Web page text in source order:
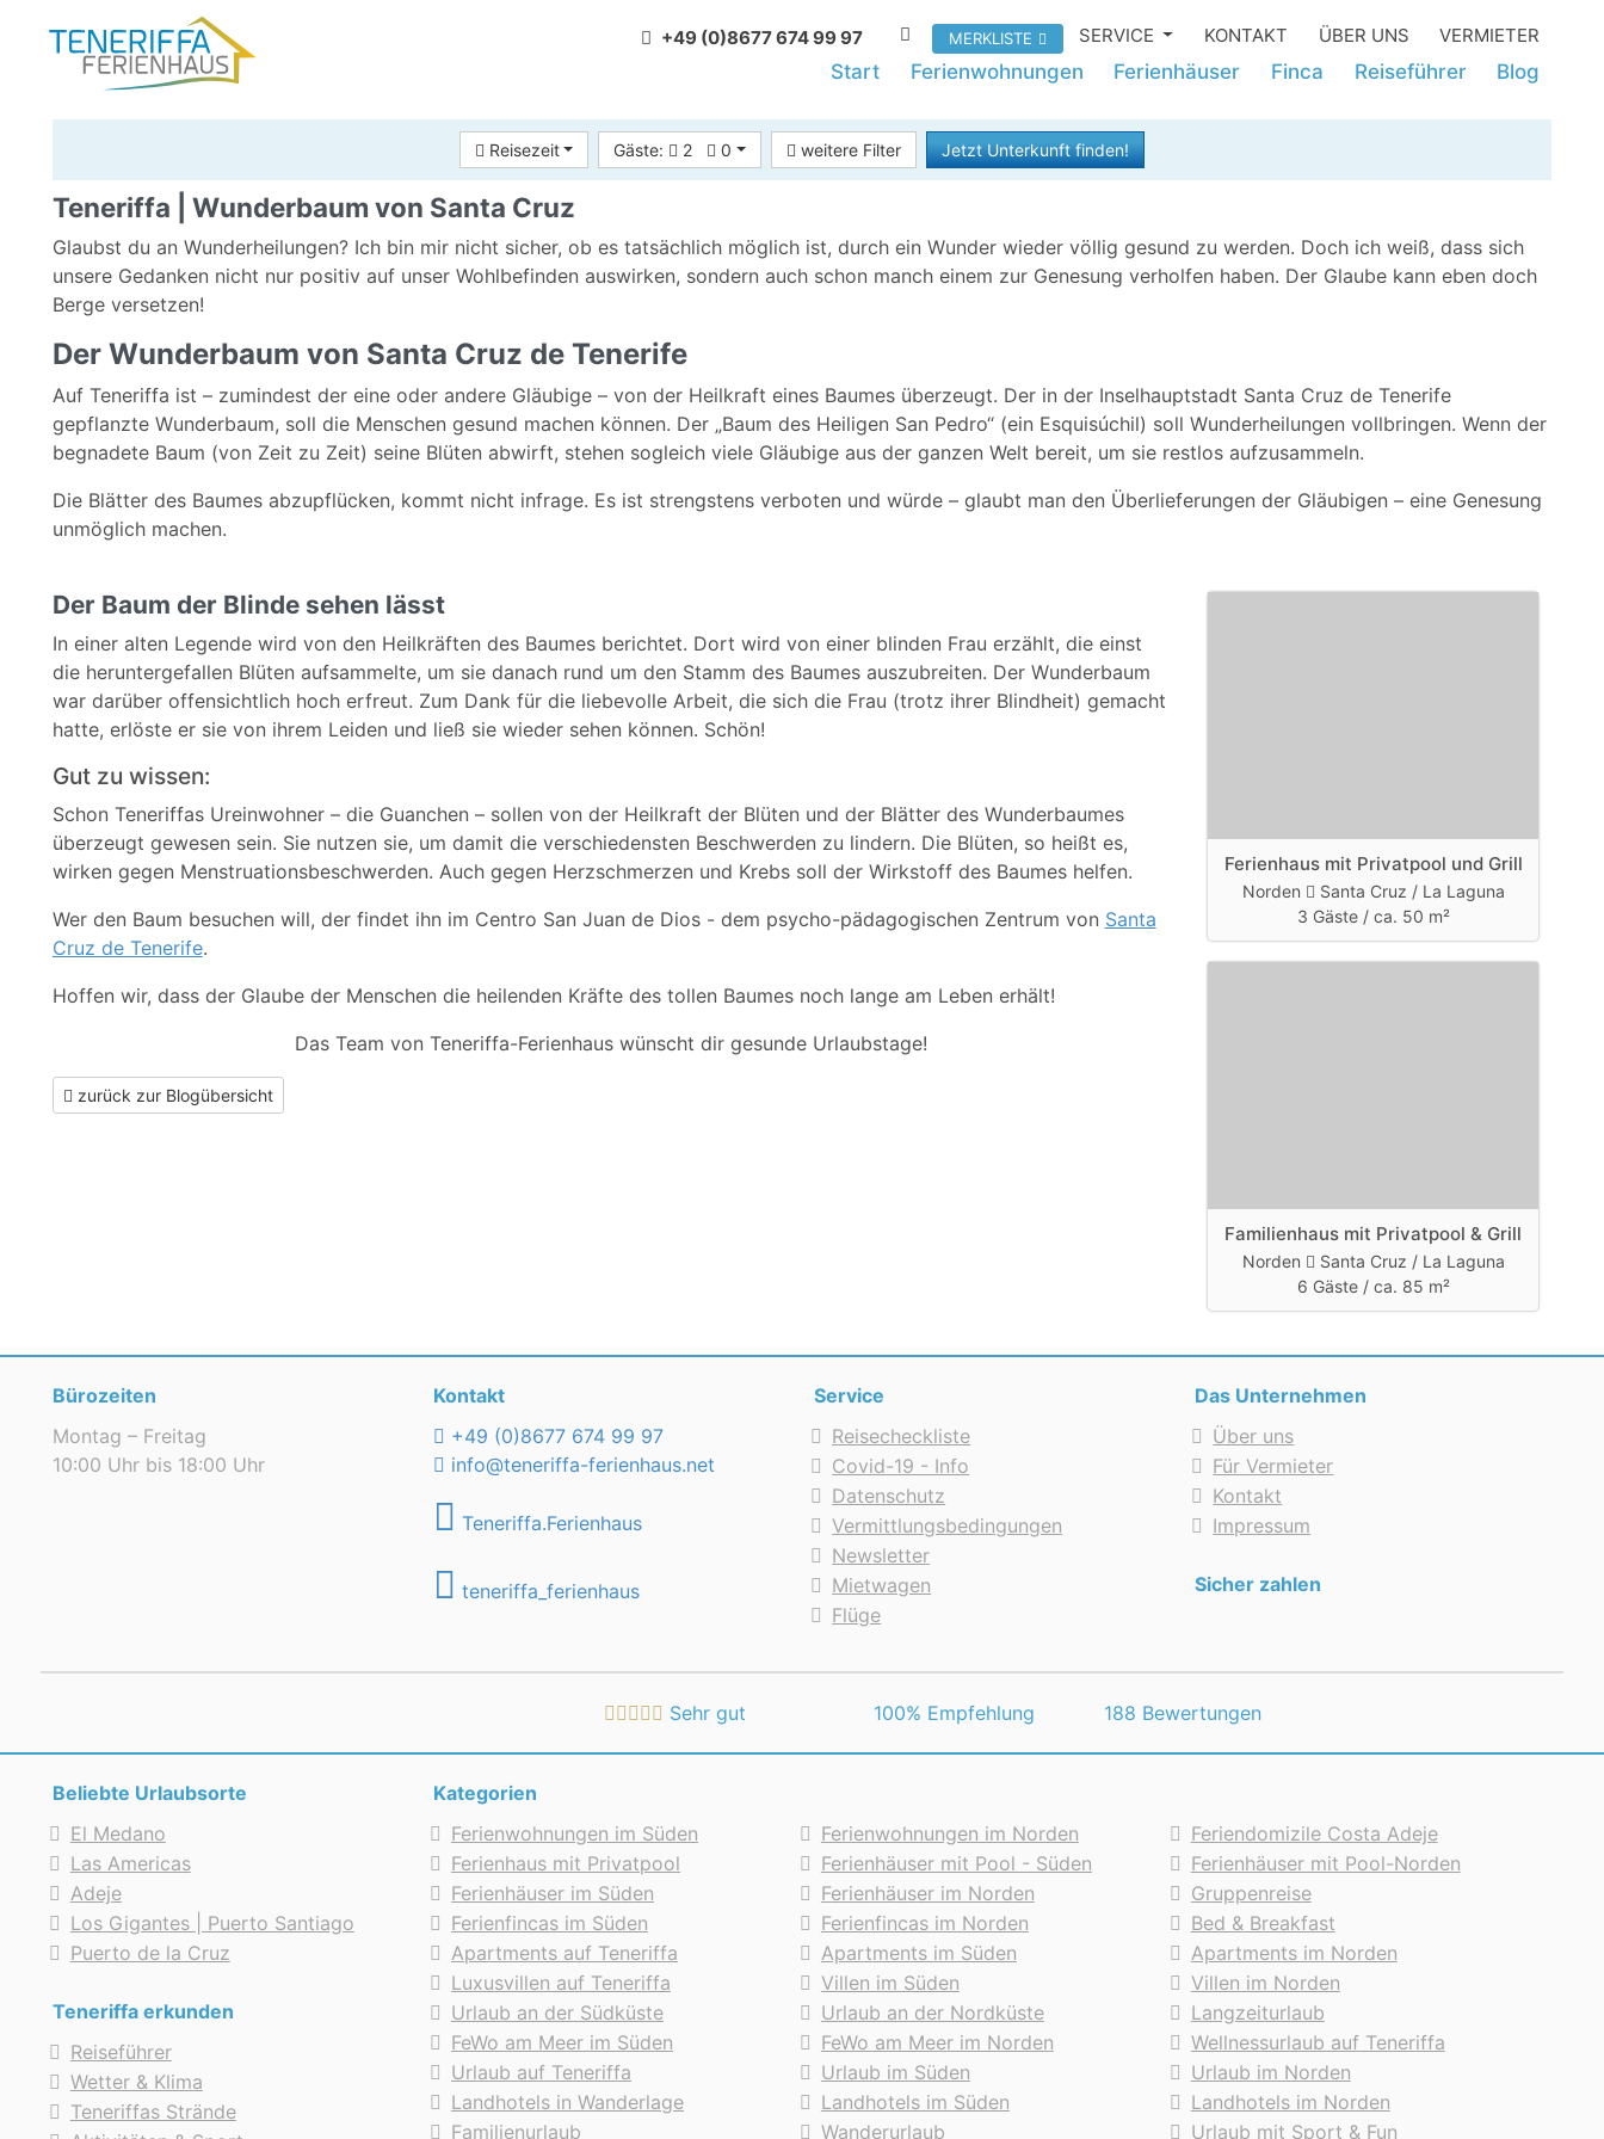
Start Ferienwohnungen Ferienhäuser Finca Reiseführer Blog
+49 (0)8677 674 99 97 MERKLISTE SERVICE KONTAKT ÜBER UNS VERMIETER
Reisezeit Gäste: 2 0 weitere Filter Jetzt Unterkunft finden!
Teneriffa | Wunderbaum von Santa Cruz
Glaubst du an Wunderheilungen? Ich bin mir nicht sicher, ob es tatsächlich möglich ist, durch ein Wunder wieder völlig gesund zu werden. Doch ich weiß, dass sich
unsere Gedanken nicht nur positiv auf unser Wohlbefinden auswirken, sondern auch schon manch einem zur Genesung verholfen haben. Der Glaube kann eben doch
Berge versetzen!
Der Wunderbaum von Santa Cruz de Tenerife
Auf Teneriffa ist – zumindest der eine oder andere Gläubige – von der Heilkraft eines Baumes überzeugt. Der in der Inselhauptstadt Santa Cruz de Tenerife
gepflanzte Wunderbaum, soll die Menschen gesund machen können. Der „Baum des Heiligen San Pedro“ (ein Esquisúchil) soll Wunderheilungen vollbringen. Wenn der
begnadete Baum (von Zeit zu Zeit) seine Blüten abwirft, stehen sogleich viele Gläubige aus der ganzen Welt bereit, um sie restlos aufzusammeln.
Die Blätter des Baumes abzupflücken, kommt nicht infrage. Es ist strengstens verboten und würde – glaubt man den Überlieferungen der Gläubigen – eine Genesung
unmöglich machen.
Der Baum der Blinde sehen lässt
In einer alten Legende wird von den Heilkräften des Baumes berichtet. Dort wird von einer blinden Frau erzählt, die einst
die heruntergefallen Blüten aufsammelte, um sie danach rund um den Stamm des Baumes auszubreiten. Der Wunderbaum
war darüber offensichtlich hoch erfreut. Zum Dank für die liebevolle Arbeit, die sich die Frau (trotz ihrer Blindheit) gemacht
hatte, erlöste er sie von ihrem Leiden und ließ sie wieder sehen können. Schön!
Gut zu wissen:
Schon Teneriffas Ureinwohner – die Guanchen – sollen von der Heilkraft der Blüten und der Blätter des Wunderbaumes
überzeugt gewesen sein. Sie nutzen sie, um damit die verschiedensten Beschwerden zu lindern. Die Blüten, so heißt es,
wirken gegen Menstruationsbeschwerden. Auch gegen Herzschmerzen und Krebs soll der Wirkstoff des Baumes helfen.
Wer den Baum besuchen will, der findet ihn im Centro San Juan de Dios - dem psycho-pädagogischen Zentrum von Santa
Cruz de Tenerife.
Hoffen wir, dass der Glaube der Menschen die heilenden Kräfte des tollen Baumes noch lange am Leben erhält!
Das Team von Teneriffa-Ferienhaus wünscht dir gesunde Urlaubstage!
zurück zur Blogübersicht
Ferienhaus mit Privatpool und Grill
Norden
Santa Cruz / La Laguna
3 Gäste / ca. 50 m²
Familienhaus mit Privatpool & Grill
Norden
Santa Cruz / La Laguna
6 Gäste / ca. 85 m²
Bürozeiten
Montag – Freitag
10:00 Uhr bis 18:00 Uhr
Kontakt
+49 (0)8677 674 99 97
info@teneriffa-ferienhaus.net
Teneriffa.Ferienhaus
teneriffa_ferienhaus
Service
Reisecheckliste
Covid-19 - Info
Datenschutz
Vermittlungsbedingungen
Newsletter
Mietwagen
Flüge
Das Unternehmen
Über uns
Für Vermieter
Kontakt
Impressum
Sicher zahlen
Sehr gut 100% Empfehlung 188 Bewertungen
Beliebte Urlaubsorte
El Medano
Las Americas
Adeje
Los Gigantes | Puerto Santiago
Puerto de la Cruz
Teneriffa erkunden
Reiseführer
Wetter & Klima
Teneriffas Strände
Kategorien
Ferienwohnungen im Süden
Ferienwohnungen im Norden
Feriendomizile Costa Adeje
Ferienhaus mit Privatpool
Ferienhäuser mit Pool - Süden
Ferienhäuser mit Pool-Norden
Ferienhäuser im Süden
Ferienhäuser im Norden
Gruppenreise
Ferienfincas im Süden
Ferienfincas im Norden
Bed & Breakfast
Apartments auf Teneriffa
Apartments im Süden
Apartments im Norden
Luxusvillen auf Teneriffa
Villen im Süden
Villen im Norden
Urlaub an der Südküste
Urlaub an der Nordküste
Langzeiturlaub
FeWo am Meer im Süden
FeWo am Meer im Norden
Wellnessurlaub auf Teneriffa
Urlaub auf Teneriffa
Urlaub im Süden
Urlaub im Norden
Landhotels in Wanderlage
Landhotels im Süden
Landhotels im Norden
Familienurlaub
Wanderurlaub Urlaub mit Sport & Fun